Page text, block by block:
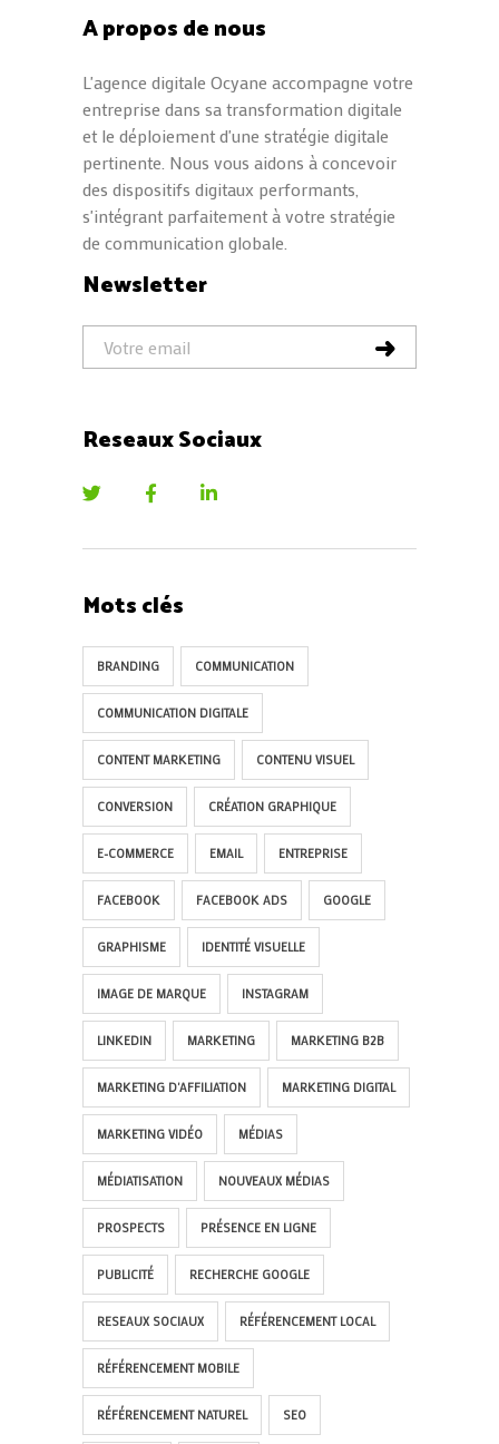
A propos de nous
L'agence digitale Ocyane accompagne votre
entreprise dans sa transformation digitale
et le déploiement d'une stratégie digitale
pertinente. Nous vous aidons à concevoir
des dispositifs digitaux performants,
s'intégrant parfaitement à votre stratégie
de communication globale.
Newsletter
Reseaux Sociaux
Mots clés
BRANDING COMMUNICATION
COMMUNICATION DIGITALE
CONTENT MARKETING CONTENU VISUEL
CONVERSION CRÉATION GRAPHIQUE
E-COMMERCE EMAIL ENTREPRISE
FACEBOOK FACEBOOK ADS GOOGLE
GRAPHISME IDENTITÉ VISUELLE
IMAGE DE MARQUE INSTAGRAM
LINKEDIN MARKETING MARKETING B2B
MARKETING D'AFFILIATION MARKETING DIGITAL
MARKETING VIDÉO MÉDIAS
MÉDIATISATION NOUVEAUX MÉDIAS
PROSPECTS PRÉSENCE EN LIGNE
PUBLICITÉ RECHERCHE GOOGLE
RESEAUX SOCIAUX RÉFÉRENCEMENT LOCAL
RÉFÉRENCEMENT MOBILE
RÉFÉRENCEMENT NATUREL SEO